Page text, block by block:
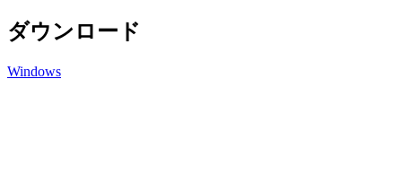
ダウンロード
Windows